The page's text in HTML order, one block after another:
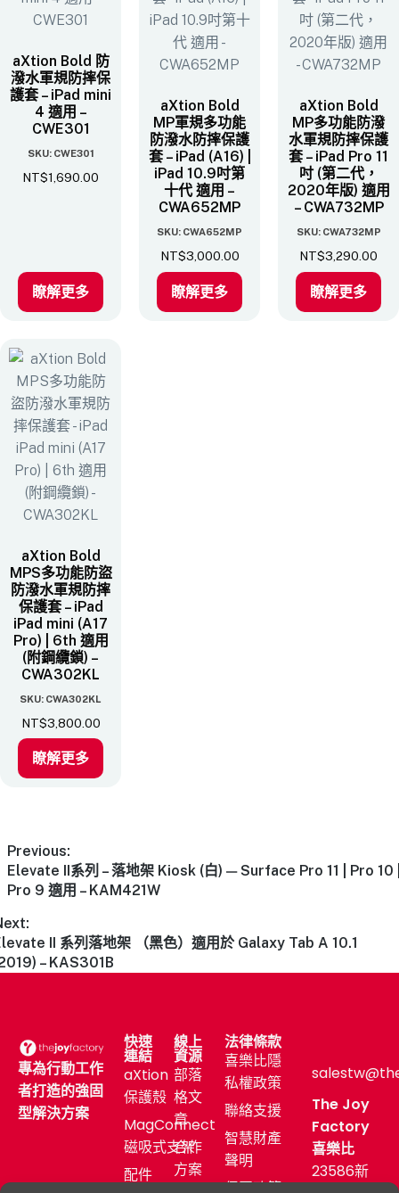
aXtion Bold 防
潑水軍規防摔保
護套 – iPad mini
4 適用 –
CWE301
SKU: CWE301
NT$1,690.00
瞭解更多
aXtion Bold
MP軍規多功能
防潑水防摔保護
套 – iPad (A16) |
iPad 10.9吋第
十代 適用 –
CWA652MP
SKU: CWA652MP
NT$3,000.00
瞭解更多
aXtion Bold
MP多功能防潑
水軍規防摔保護
套 – iPad Pro 11
吋 (第二代，
2020年版) ​適用
– CWA732MP
SKU: CWA732MP
NT$3,290.00
瞭解更多
aXtion Bold
MPS多功能防盜
防潑水軍規防摔
保護套 – iPad
iPad mini (A17
Pro) | 6th 適用
(附鋼纜鎖) –
CWA302KL
SKU: CWA302KL
NT$3,800.00
瞭解更多
Previous:
Elevate II系列 – 落地架 Kiosk (白) — Surface Pro 11 | Pro 10
Pro 9 適用 – KAM421W
II 系列落地架 （黑色）適用於 Galaxy Tab A 10.1
– KAS301B
專為行動工作
者打造的強固
型解決方案
快速
連結
aXtion
保護殼
MagConnect
磁吸式支架
配件
線上
資源
部落
格文
章
合作
方案
法律條款
喜樂比隱
私權政策
聯絡支援
智慧財產
聲明
保固政策
The Joy
Factory
喜樂比
23586新